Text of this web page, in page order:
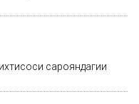
сарояндагии